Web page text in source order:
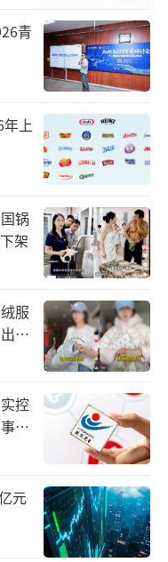
于中间梯队。营
位数，但资产总
6月2日收盘，方
，仅为行业平均值
年年报
品领域合作，202
大学、中国医学
化药1类创新药物
的专利权。
青
上
锅
架
服
超
控
务
元